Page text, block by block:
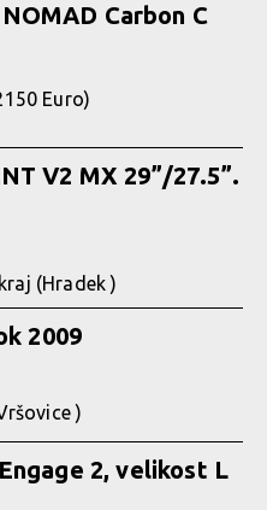
Carbon C
Euro)
V2 MX 29”/27.5”.
(Hradek )
2009
)
2, velikost L